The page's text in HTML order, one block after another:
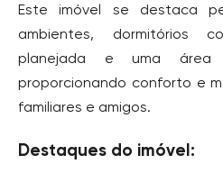
Este imóvel se destaca
ambientes, dormitórios
planejada e uma área
proporcionando conforto e
familiares e amigos.
Destaques do imóvel: